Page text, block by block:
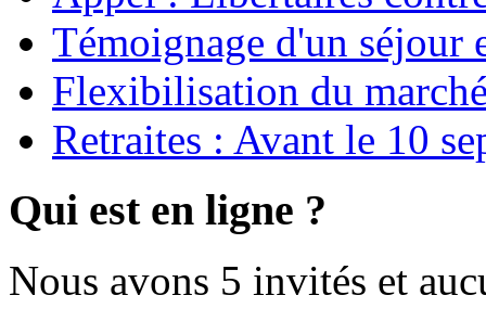
Témoignage d'un séjour
Flexibilisation du
Retraites : Avant le 10
Qui est en ligne ?
Nous avons 5 invités et